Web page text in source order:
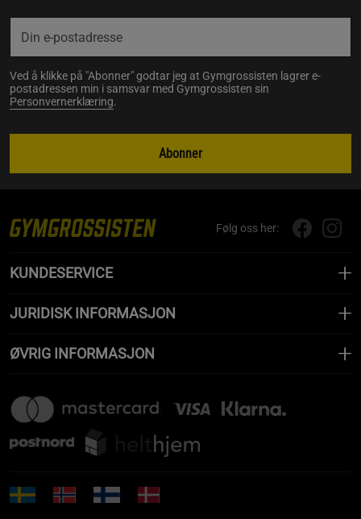
Ved å klikke på "Abonner" godtar jeg at Gymgrossisten lagrer e-
postadressen min i samsvar med Gymgrossisten sin
Personvernerklæring.
Abonner
Følg oss her:
KUNDESERVICE
JURIDISK INFORMASJON
ØVRIG INFORMASJON